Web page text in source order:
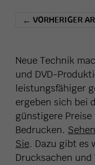
← VORHERIGER
Neue Technik
und DVD-
leistungsfähiger
ergeben sich bei
günstigere
Bedrucken.
Sie. Dazu gibt es
Drucksachen